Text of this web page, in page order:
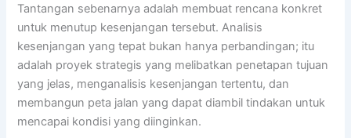
Tantangan sebenarnya adalah membuat rencana konkret
untuk menutup kesenjangan tersebut. Analisis
kesenjangan yang tepat bukan hanya perbandingan; itu
adalah proyek strategis yang melibatkan penetapan tujuan
yang jelas, menganalisis kesenjangan tertentu, dan
membangun peta jalan yang dapat diambil tindakan untuk
mencapai kondisi yang diinginkan.